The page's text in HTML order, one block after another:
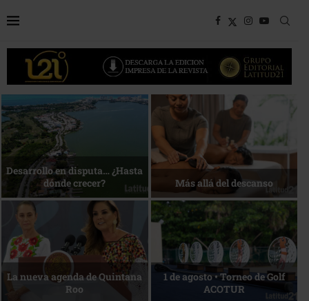
Bottega, un viaje servido a la
mesa
Energía que Impulsa la
competitividad
Reconocimiento de viajeros La esencia del servicio